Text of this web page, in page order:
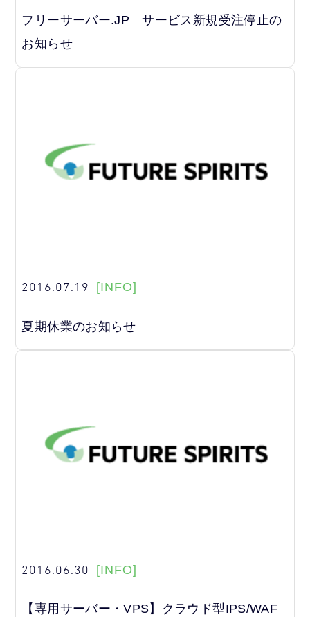
フリーサーバー.JP サービス新規受注停止の
お知らせ
2016.07.19 [INFO]
夏期休業のお知らせ
2016.06.30 [INFO]
【専用サーバー・VPS】クラウド型IPS/WAF